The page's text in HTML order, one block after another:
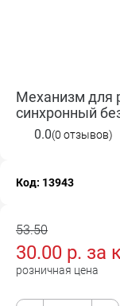
Механизм для
синхронный
0.0(0 отзывов)
Код: 13943
53.50
30.00 р. за
розничная цена